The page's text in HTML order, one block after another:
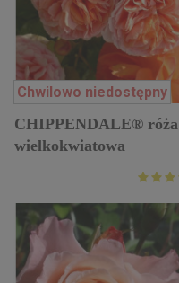
Chwilowo niedostępny
CHIPPENDALE® róża
wielkokwiatowa